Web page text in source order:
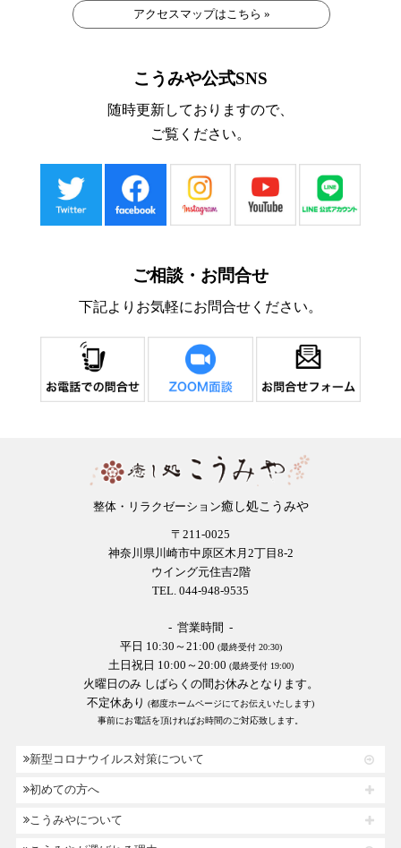
アクセスマップはこちら »
こうみや公式SNS
随時更新しておりますので、
ご覧ください。
ご相談・お問合せ
下記よりお気軽にお問合せください。
整体・リラクゼーション癒し処こうみや
〒211-0025
神奈川県川崎市中原区木月2丁目8-2
ウイング元住吉2階
TEL. 044-948-9535
- 営業時間 -
平日 10:30～21:00 (最終受付 20:30)
土日祝日 10:00～20:00 (最終受付 19:00)
火曜日のみ しばらくの間お休みとなります。
不定休あり (都度ホームページにてお伝えいたします)
事前にお電話を頂ければお時間のご対応致します。
新型コロナウイルス対策について
初めての方へ
こうみやについて